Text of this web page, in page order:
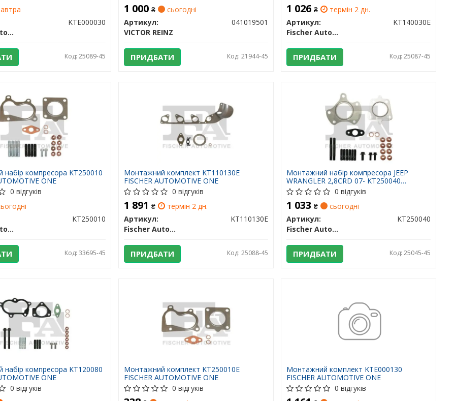
KTE000030
Fischer Automotive One (FA1)
Код: 25089-45
1 000₴
сьогодні
Артикул:
041019501
VICTOR REINZ
ПРИДБАТИ Код: 21944-45
1 026₴
термін 2 дн.
Артикул:
KT140030E
Fischer Automotive One (FA1)
ПРИДБАТИ Код: 25087-45
компресора KT250010
ONE
0 відгуків
KT250010
Fischer Automotive One (FA1)
Код: 33695-45
Монтажний комплект KT110130E
FISCHER AUTOMOTIVE ONE
0 відгуків
1 891₴
термін 2 дн.
Артикул:
KT110130E
Fischer Automotive One (FA1)
ПРИДБАТИ Код: 25088-45
Монтажний набір компресора JEEP
WRANGLER 2,8CRD 07- KT250040
FISCHER AUTOMOTIVE ONE
0 відгуків
1 033₴
сьогодні
Артикул:
KT250040
Fischer Automotive One (FA1)
ПРИДБАТИ Код: 25045-45
компресора KT120080
ONE
0 відгуків
Монтажний комплект KT250010E
FISCHER AUTOMOTIVE ONE
0 відгуків
Монтажний комплект KTE000130
FISCHER AUTOMOTIVE ONE
0 відгуків